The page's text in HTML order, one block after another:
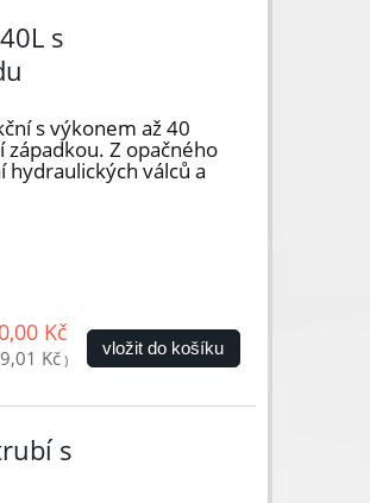
s
s výkonem až 40
Z opačného
hydraulických válců a
Kč
Kč)
vložit do košíku
s